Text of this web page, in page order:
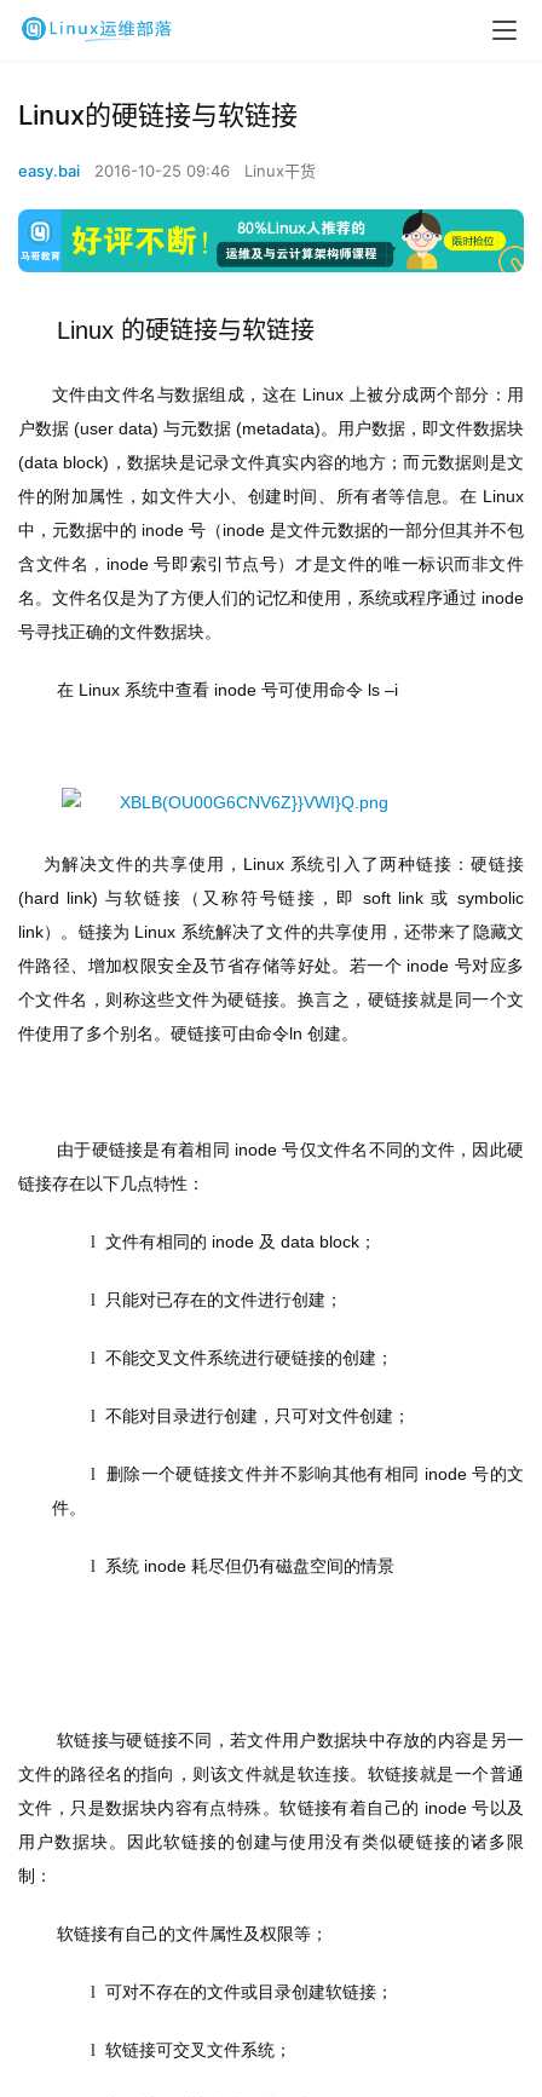
Linux的硬链接与软链接
easy.bai 2016-10-25 09:46 Linux干货
Linux 的硬链接与软链接
文件由文件名与数据组成，这在 Linux 上被分成两个部分：用
户数据 (user data) 与元数据 (metadata)。用户数据，即文件数据块
(data block)，数据块是记录文件真实内容的地方；而元数据则是文
件的附加属性，如文件大小、创建时间、所有者等信息。在 Linux
中，元数据中的 inode 号（inode 是文件元数据的一部分但其并不包
含文件名，inode 号即索引节点号）才是文件的唯一标识而非文件
名。文件名仅是为了方便人们的记忆和使用，系统或程序通过 inode
号寻找正确的文件数据块。
在 Linux 系统中查看 inode 号可使用命令 ls –i
为解决文件的共享使用， Linux 系统引入了两种链接：硬链接
(hard link) 与软链接（又称符号链接，即 soft link 或 symbolic
link）。链接为 Linux 系统解决了文件的共享使用，还带来了隐藏文
件路径、增加权限安全及节省存储等好处。若一个 inode 号对应多
个文件名，则称这些文件为硬链接。换言之，硬链接就是同一个文
件使用了多个别名。硬链接可由命令ln 创建。
由于硬链接是有着相同 inode 号仅文件名不同的文件，因此硬
链接存在以下几点特性：
l 文件有相同的 inode 及 data block ；
l 只能对已存在的文件进行创建；
l 不能交叉文件系统进行硬链接的创建；
l 不能对目录进行创建，只可对文件创建；
l 删除一个硬链接文件并不影响其他有相同 inode 号的文
件。
l 系统 inode 耗尽但仍有磁盘空间的情景
软链接与硬链接不同，若文件用户数据块中存放的内容是另一
文件的路径名的指向，则该文件就是软连接。软链接就是一个普通
文件，只是数据块内容有点特殊。软链接有着自己的 inode 号以及
用户数据块。因此软链接的创建与使用没有类似硬链接的诸多限
制：
软链接有自己的文件属性及权限等；
l 可对不存在的文件或目录创建软链接；
l 软链接可交叉文件系统；